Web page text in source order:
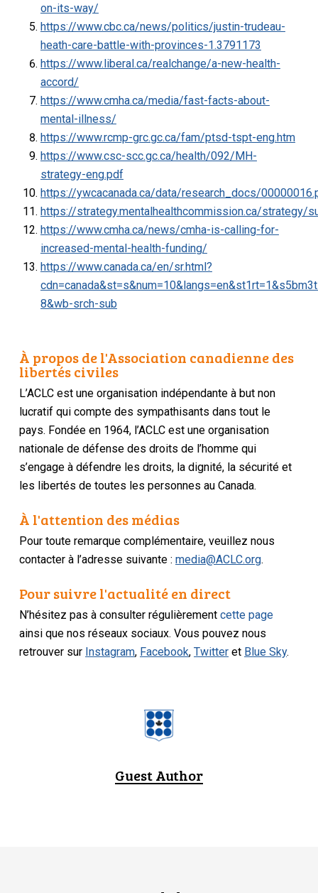
on-its-way/
https://www.cbc.ca/news/politics/justin-trudeau-
heath-care-battle-with-provinces-1.3791173
https://www.liberal.ca/realchange/a-new-health-
accord/
https://www.cmha.ca/media/fast-facts-about-
mental-illness/
https://www.rcmp-grc.gc.ca/fam/ptsd-tspt-eng.htm
https://www.csc-scc.gc.ca/health/092/MH-
strategy-eng.pdf
https://ywcacanada.ca/data/research_docs/
https://strategy.mentalhealthcommission.ca/strategy/
https://www.cmha.ca/news/cmha-is-calling-for-
increased-mental-health-funding/
https://www.canada.ca/en/sr.html?
8&wb-srch-sub
À propos de l'Association canadienne des
libertés civiles
L’ACLC est une organisation indépendante à but non
lucratif qui compte des sympathisants dans tout le
pays. Fondée en 1964, l’ACLC est une organisation
nationale de défense des droits de l’homme qui
s’engage à défendre les droits, la dignité, la sécurité et
les libertés de toutes les personnes au Canada.
À l'attention des médias
Pour toute remarque complémentaire, veuillez nous
contacter à l’adresse suivante :media@ACLC.org.
Pour suivre l'actualité en direct
N’hésitez pas à consulter régulièrementcette page
ainsi que nos réseaux sociaux. Vous pouvez nous
retrouver sur Instagram, Facebook,Twitter et Blue Sky.
Guest Author